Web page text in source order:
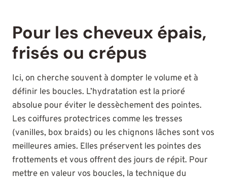
Pour les cheveux épais,
frisés ou crépus
Ici, on cherche souvent à dompter le volume et à
définir les boucles. L’hydratation est la prioré
absolue pour éviter le dessèchement des pointes.
Les coiffures protectrices comme les tresses
(vanilles, box braids) ou les chignons lâches sont vos
meilleures amies. Elles préservent les pointes des
frottements et vous offrent des jours de répit. Pour
mettre en valeur vos boucles, la technique du